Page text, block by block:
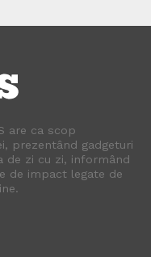
are ca scop
prezentând gadgeturi
de zi cu zi, informând
de impact legate de